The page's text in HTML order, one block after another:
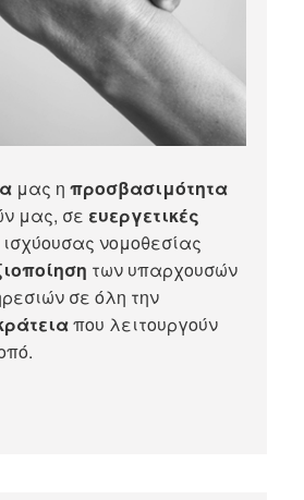
μας ηπροσβασιμότητα
μας, σε ευεργετικές
ισχύουσας νομοθεσίας
των υπαρχουσών
σε όλη την
που λειτουργούν